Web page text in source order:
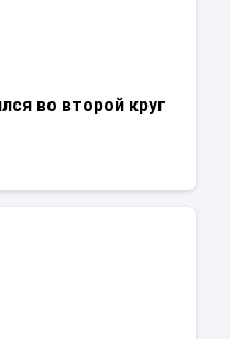
во второй круг